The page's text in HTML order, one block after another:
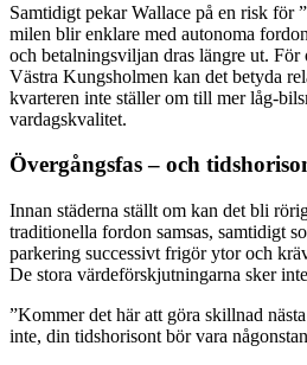
Samtidigt pekar Wallace på en risk för
milen blir enklare med autonoma
och betalningsviljan dras längre ut. För
Västra Kungsholmen kan det betyda
kvarteren inte ställer om till mer låg-
vardagskvalitet.
Övergångsfas – och
Innan städerna ställt om kan det bli
traditionella fordon samsas, samtidigt
parkering successivt frigör ytor och
De stora värdeförskjutningarna sker
”Kommer det här att göra skillnad
inte, din tidshorisont bör vara